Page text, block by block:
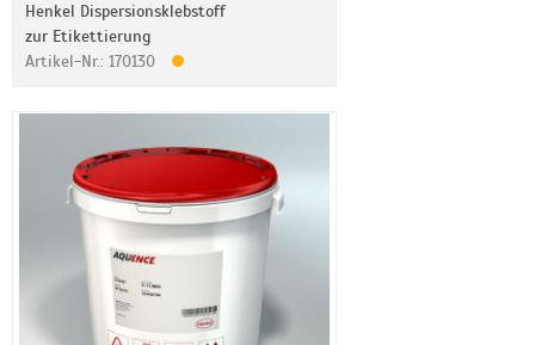
Henkel Dispersionsklebstoff
zur Etikettierung
Artikel-Nr.: 170130